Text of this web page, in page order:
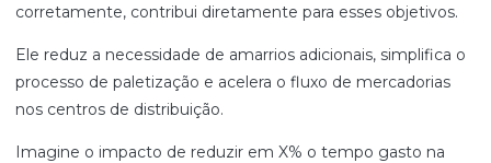
corretamente, contribui diretamente para esses objetivos.
Ele reduz a necessidade de amarrios adicionais, simplifica o
processo de paletização e acelera o fluxo de mercadorias
nos centros de distribuição.
Imagine o impacto de reduzir em X% o tempo gasto na